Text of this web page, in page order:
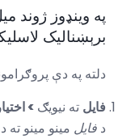
برېښناليک
دلته په دې
فایل ته نیویګ >
د فایل مینو مینو